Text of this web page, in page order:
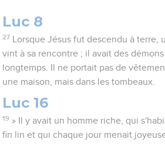
Luc 8
27
Lorsque Jésus fut descendu à terre,
vint à sa rencontre ; il avait des
longtemps. Il ne portait pas de
une maison, mais dans les tombeaux.
Luc 16
19 » Il y avait un homme riche, qui
fin lin et qui chaque jour menait